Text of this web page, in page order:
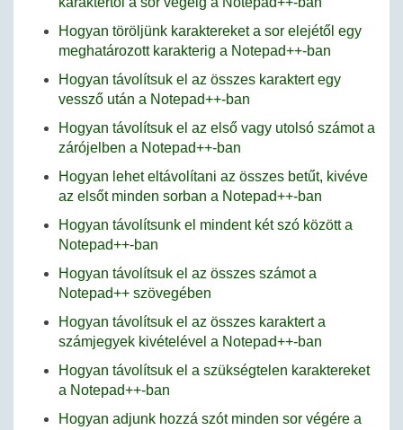
Hogyan töröljünk karaktereket a sor elejétől egy
meghatározott karakterig a Notepad++-ban
Hogyan távolítsuk el az összes karaktert egy
vessző után a Notepad++-ban
Hogyan távolítsuk el az első vagy utolsó számot a
zárójelben a Notepad++-ban
Hogyan lehet eltávolítani az összes betűt, kivéve
az elsőt minden sorban a Notepad++-ban
Hogyan távolítsunk el mindent két szó között a
Notepad++-ban
Hogyan távolítsuk el az összes számot a
Notepad++ szövegében
Hogyan távolítsuk el az összes karaktert a
számjegyek kivételével a Notepad++-ban
Hogyan távolítsuk el a szükségtelen karaktereket
a Notepad++-ban
Hogyan adjunk hozzá szót minden sor végére a